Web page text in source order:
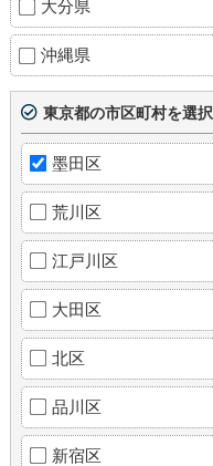
大分県
沖縄県
東京都の市区町村を選択
墨田区
荒川区
江戸川区
大田区
北区
品川区
新宿区